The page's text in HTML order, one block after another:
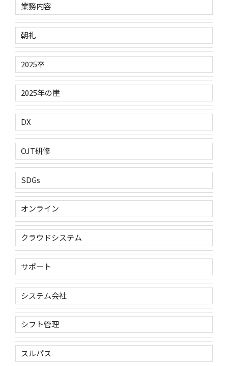
業務内容
朝礼
2025卒
2025年の崖
DX
OJT研修
SDGs
オンライン
クラウドシステム
サポート
システム会社
シフト管理
スルパス